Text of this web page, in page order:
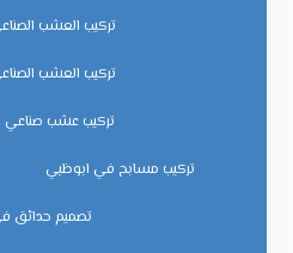
تركيب العشب
تركيب العشب
تركيب عشب
تركيب مسابح في ابوظبي
تصميم حدائق